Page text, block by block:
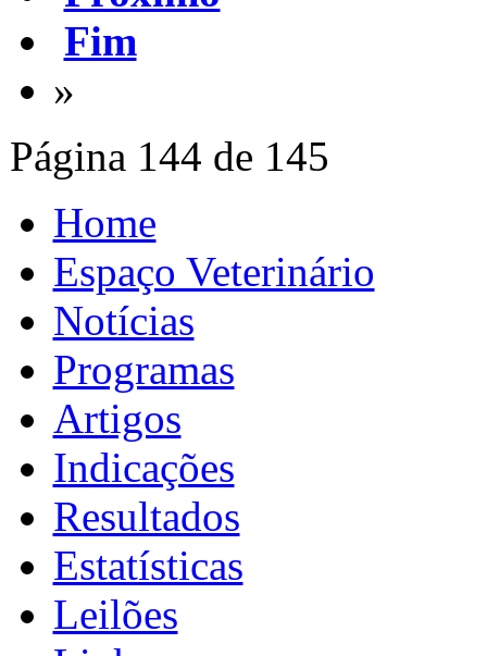
Fim
»
Página 144 de 145
Home
Espaço Veterinário
Notícias
Programas
Artigos
Indicações
Resultados
Estatísticas
Leilões